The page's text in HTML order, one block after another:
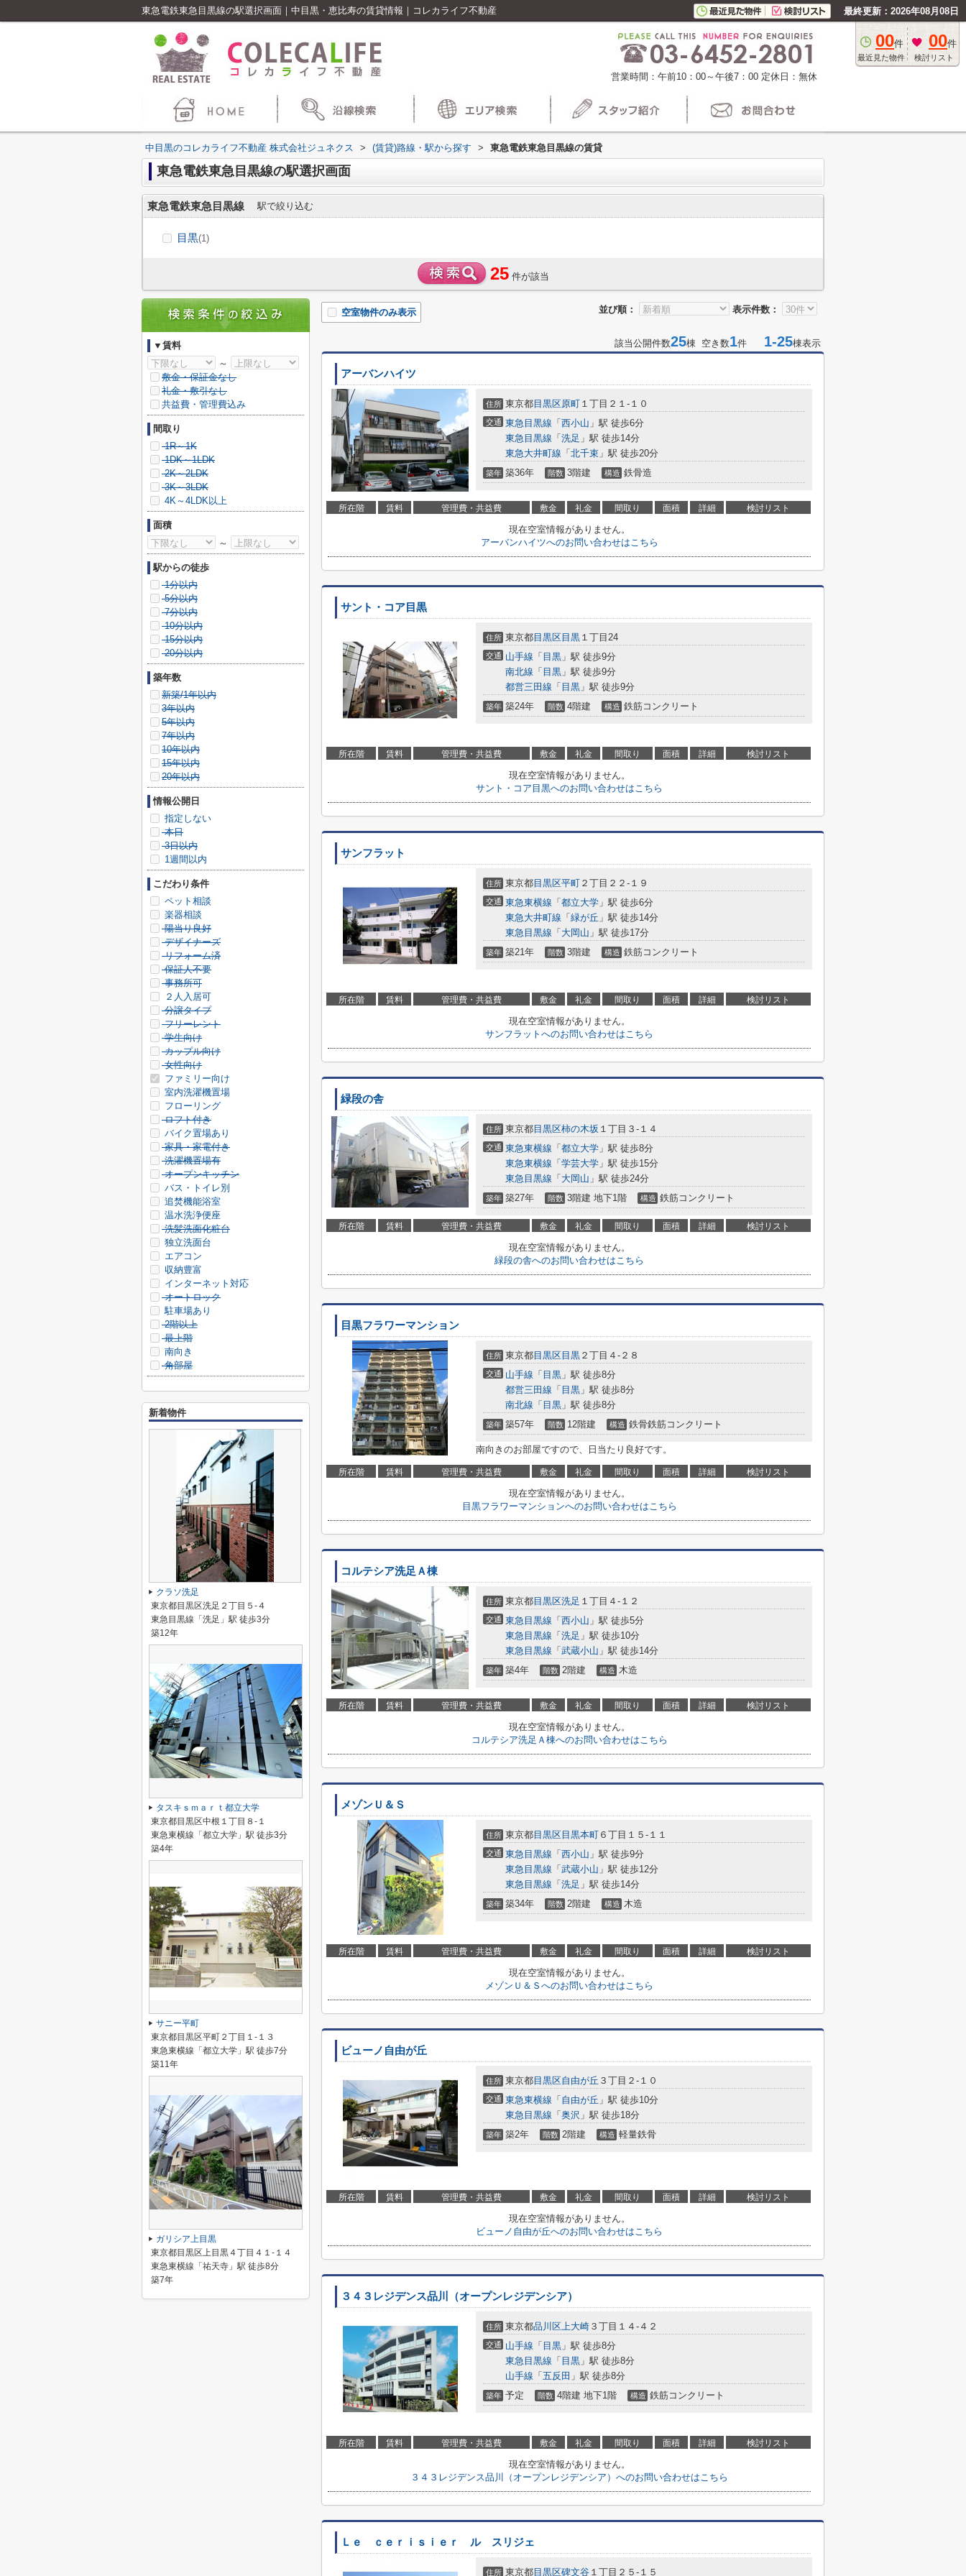
東急電鉄東急目黒線の駅選択画面｜中目黒・恵比寿の賃貸情報｜コレカライフ不動産 最終更新：2026年08月08日
00件
最近見た物件
00件
検討リスト
営業時間：午前10：00～午後7：00 定休日：無休
中目黒のコレカライフ不動産 株式会社ジュネクス > (賃貸)路線・駅から探す > 東急電鉄東急目黒線の賃貸
東急電鉄東急目黒線の駅選択画面
東急電鉄東急目黒線 駅で絞り込む
目黒(1)
25 件が該当
並び順： 表示件数：
空室物件のみ表示
該当公開件数25棟 空き数1件 1-25棟表示
アーバンハイツ
住所 東京都目黒区原町 １丁目２１-１０
交通 東急目黒線 「 西小山 」駅 徒歩6分
東急目黒線 「 洗足 」駅 徒歩14分
東急大井町線 「 北千束 」駅 徒歩20分
築年 築36年 階数 3階建 構造 鉄骨造
所在階 賃料 管理費・共益費 敷金 礼金 間取り 面積 詳細 検討リスト
現在空室情報がありません。
アーバンハイツへのお問い合わせはこちら
サント・コア目黒
住所 東京都目黒区目黒 １丁目24
交通 山手線 「 目黒 」駅 徒歩9分
南北線 「 目黒 」駅 徒歩9分
都営三田線 「 目黒 」駅 徒歩9分
築年 築24年 階数 4階建 構造 鉄筋コンクリート
所在階 賃料 管理費・共益費 敷金 礼金 間取り 面積 詳細 検討リスト
現在空室情報がありません。
サント・コア目黒へのお問い合わせはこちら
サンフラット
住所 東京都目黒区平町 ２丁目２２-１９
交通 東急東横線 「 都立大学 」駅 徒歩6分
東急大井町線 「 緑が丘 」駅 徒歩14分
東急目黒線 「 大岡山 」駅 徒歩17分
築年 築21年 階数 3階建 構造 鉄筋コンクリート
所在階 賃料 管理費・共益費 敷金 礼金 間取り 面積 詳細 検討リスト
現在空室情報がありません。
サンフラットへのお問い合わせはこちら
緑段の舎
住所 東京都目黒区柿の木坂 １丁目３-１４
交通 東急東横線 「 都立大学 」駅 徒歩8分
東急東横線 「 学芸大学 」駅 徒歩15分
東急目黒線 「 大岡山 」駅 徒歩24分
築年 築27年 階数 3階建 地下1階 構造 鉄筋コンクリート
所在階 賃料 管理費・共益費 敷金 礼金 間取り 面積 詳細 検討リスト
現在空室情報がありません。
緑段の舎へのお問い合わせはこちら
目黒フラワーマンション
住所 東京都目黒区目黒 ２丁目４-２８
交通 山手線 「 目黒 」駅 徒歩8分
都営三田線 「 目黒 」駅 徒歩8分
南北線 「 目黒 」駅 徒歩8分
築年 築57年 階数 12階建 構造 鉄骨鉄筋コンクリート
南向きのお部屋ですので、日当たり良好です。
所在階 賃料 管理費・共益費 敷金 礼金 間取り 面積 詳細 検討リスト
現在空室情報がありません。
目黒フラワーマンションへのお問い合わせはこちら
コルテシア洗足Ａ棟
住所 東京都目黒区洗足 １丁目４-１２
交通 東急目黒線 「 西小山 」駅 徒歩5分
東急目黒線 「 洗足 」駅 徒歩10分
東急目黒線 「 武蔵小山 」駅 徒歩14分
築年 築4年 階数 2階建 構造 木造
所在階 賃料 管理費・共益費 敷金 礼金 間取り 面積 詳細 検討リスト
現在空室情報がありません。
コルテシア洗足Ａ棟へのお問い合わせはこちら
メゾンＵ＆Ｓ
住所 東京都目黒区目黒本町 ６丁目１５-１１
交通 東急目黒線 「 西小山 」駅 徒歩9分
東急目黒線 「 武蔵小山 」駅 徒歩12分
東急目黒線 「 洗足 」駅 徒歩14分
築年 築34年 階数 2階建 構造 木造
所在階 賃料 管理費・共益費 敷金 礼金 間取り 面積 詳細 検討リスト
現在空室情報がありません。
メゾンＵ＆Ｓへのお問い合わせはこちら
ビューノ自由が丘
住所 東京都目黒区自由が丘 ３丁目２-１０
交通 東急東横線 「 自由が丘 」駅 徒歩10分
東急目黒線 「 奥沢 」駅 徒歩18分
築年 築2年 階数 2階建 構造 軽量鉄骨
所在階 賃料 管理費・共益費 敷金 礼金 間取り 面積 詳細 検討リスト
現在空室情報がありません。
ビューノ自由が丘へのお問い合わせはこちら
３４３レジデンス品川（オープンレジデンシア）
住所 東京都品川区上大崎 ３丁目１４-４２
交通 山手線 「 目黒 」駅 徒歩8分
東急目黒線 「 目黒 」駅 徒歩8分
山手線 「 五反田 」駅 徒歩8分
築年 予定 階数 4階建 地下1階 構造 鉄筋コンクリート
所在階 賃料 管理費・共益費 敷金 礼金 間取り 面積 詳細 検討リスト
現在空室情報がありません。
３４３レジデンス品川（オープンレジデンシア）へのお問い合わせはこちら
Ｌｅ ｃｅｒｉｓｉｅｒ ル スリジェ
住所 東京都目黒区碑文谷 １丁目２５-１５
▼賃料
～
敷金・保証金なし
礼金・敷引なし
共益費・管理費込み
間取り
1R～1K
1DK～1LDK
2K～2LDK
3K～3LDK
4K～4LDK以上
面積
～
駅からの徒歩
1分以内
5分以内
7分以内
10分以内
15分以内
20分以内
築年数
新築/1年以内
3年以内
5年以内
7年以内
10年以内
15年以内
20年以内
情報公開日
指定しない
本日
3日以内
1週間以内
こだわり条件
ペット相談
楽器相談
陽当り良好
デザイナーズ
リフォーム済
保証人不要
事務所可
２人入居可
分譲タイプ
フリーレント
学生向け
カップル向け
女性向け
ファミリー向け
室内洗濯機置場
フローリング
ロフト付き
バイク置場あり
家具・家電付き
洗濯機置場有
オープンキッチン
バス・トイレ別
追焚機能浴室
温水洗浄便座
洗髪洗面化粧台
独立洗面台
エアコン
収納豊富
インターネット対応
オートロック
駐車場あり
2階以上
最上階
南向き
角部屋
新着物件
クラソ洗足
東京都目黒区洗足２丁目５-４
東急目黒線「洗足」駅 徒歩3分
築12年
タスキｓｍａｒｔ都立大学
東京都目黒区中根１丁目８-１
東急東横線「都立大学」駅 徒歩3分
築4年
サニー平町
東京都目黒区平町２丁目１-１３
東急東横線「都立大学」駅 徒歩7分
築11年
ガリシア上目黒
東京都目黒区上目黒４丁目４１-１４
東急東横線「祐天寺」駅 徒歩8分
築7年